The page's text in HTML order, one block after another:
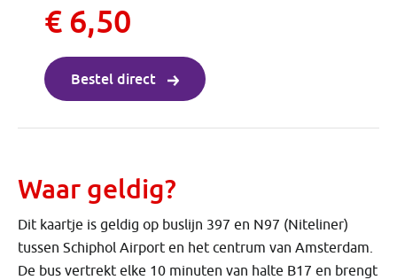
€ 6,50
Bestel direct
Waar geldig?
Dit kaartje is geldig op buslijn 397 en N97 (Niteliner)
tussen Schiphol Airport en het centrum van Amsterdam.
De bus vertrekt elke 10 minuten van halte B17 en brengt